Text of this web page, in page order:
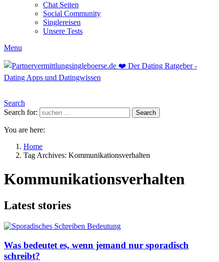
Chat Seiten
Social Community
Singlereisen
Unsere Tests
Menu
Search
Search for:
Search
You are here:
Home
Tag Archives: Kommunikationsverhalten
Kommunikationsverhalten
Latest stories
Was bedeutet es, wenn jemand nur sporadisch
schreibt?